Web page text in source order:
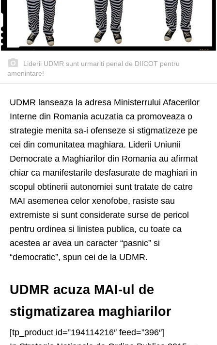
Liderii UDMR sunt urmariti penal de DIICOT pentru
amenintare!
UDMR lanseaza la adresa Ministerrului Afacerilor
Interne din Romania acuzatia ca promoveaza o
strategie menita sa-i ofenseze si stigmatizeze pe
cei din comunitatea maghiara. Liderii Uniunii
Democrate a Maghiarilor din Romania au afirmat
chiar ca manifestarile desfasurate de maghiari in
scopul obtinerii autonomiei sunt tratate de catre
MAI asemenea celor xenofobe, rasiste sau
extremiste si sunt considerate surse de pericol
pentru ordinea si linistea publica, cu toate ca
acestea ar avea un caracter “pasnic” si
“democratic”, spun cei de la UDMR.
UDMR acuza MAI-ul de
stigmatizarea maghiarilor
[tp_product id=”194114216″ feed=”396″]